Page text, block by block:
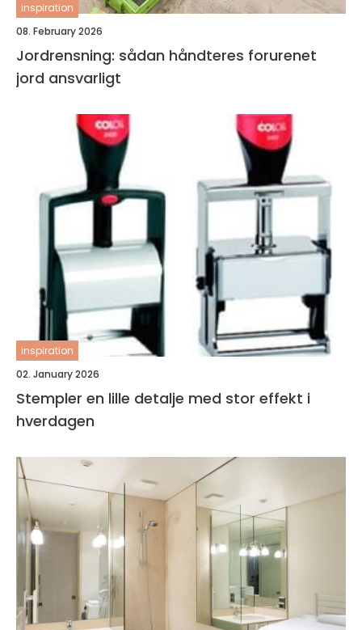
inspiration
08. February 2026
Jordrensning: sådan håndteres forurenet
jord ansvarligt
inspiration
02. January 2026
Stempler en lille detalje med stor effekt i
hverdagen